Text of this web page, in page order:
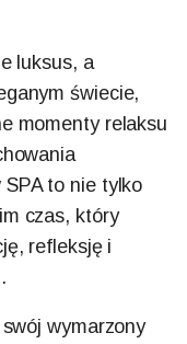
luksus, a
świecie,
momenty relaksu
to nie tylko
czas, który
refleksję i
wymarzony